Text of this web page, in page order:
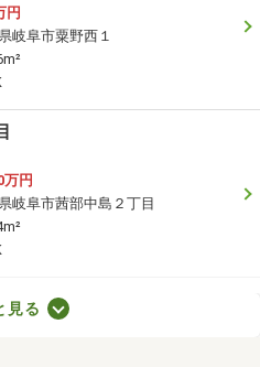
円
岐阜市粟野西１
万円
岐阜市茜部中島２丁目
見る